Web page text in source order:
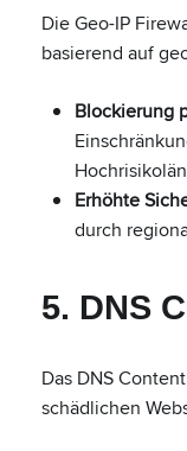
Die Geo-IP
basierend auf
Blockierung
Erhöhte
durch
5. DNS
Das DNS
schädlichen